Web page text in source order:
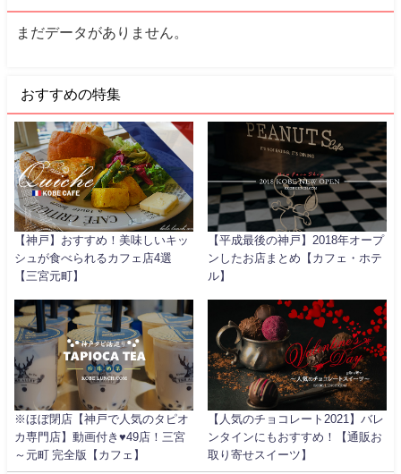
まだデータがありません。
おすすめの特集
【神戸】おすすめ！美味しいキッ
シュが食べられるカフェ店4選
【三宮元町】
【平成最後の神戸】2018年オープ
ンしたお店まとめ【カフェ・ホテ
ル】
※ほぼ閉店【神戸で人気のタピオ
カ専門店】動画付き♥49店！三宮
～元町 完全版【カフェ】
【人気のチョコレート2021】バレ
ンタインにもおすすめ！【通販お
取り寄せスイーツ】